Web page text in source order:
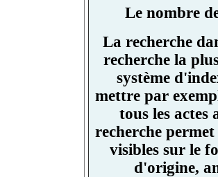
Le nombre
La recherche
recherche la
système
mettre par
tous les
recherche
visibles sur le
d'origine,